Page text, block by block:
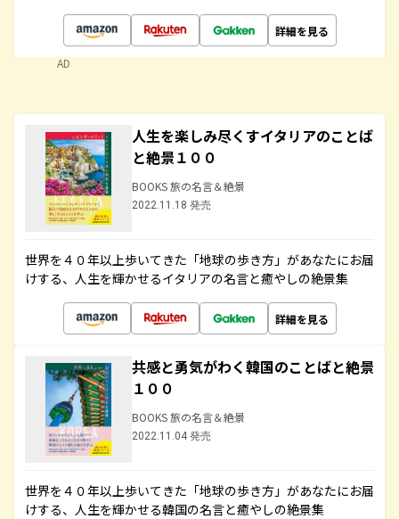
詳細を見る
AD
人生を楽しみ尽くすイタリアのことば
と絶景１００
BOOKS 旅の名言＆絶景
2022.11.18 発売
世界を４０年以上歩いてきた「地球の歩き方」があなたにお届
けする、人生を輝かせるイタリアの名言と癒やしの絶景集
詳細を見る
共感と勇気がわく韓国のことばと絶景
１００
BOOKS 旅の名言＆絶景
2022.11.04 発売
世界を４０年以上歩いてきた「地球の歩き方」があなたにお届
けする、人生を輝かせる韓国の名言と癒やしの絶景集